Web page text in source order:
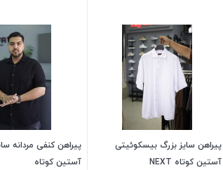
پیراهن سایز بزرگ بیسکوئیتی
آستین کوتاه NEXT
پیراهن کنفی مردانه
آستین کوتاه